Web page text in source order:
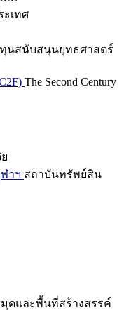
ะเทศ
ทุนสนับสนุนยุทธศาสตร์
The Second Century
าฯ สถาบันทรัพย์สิน
ดและพื้นที่สร้างสรรค์